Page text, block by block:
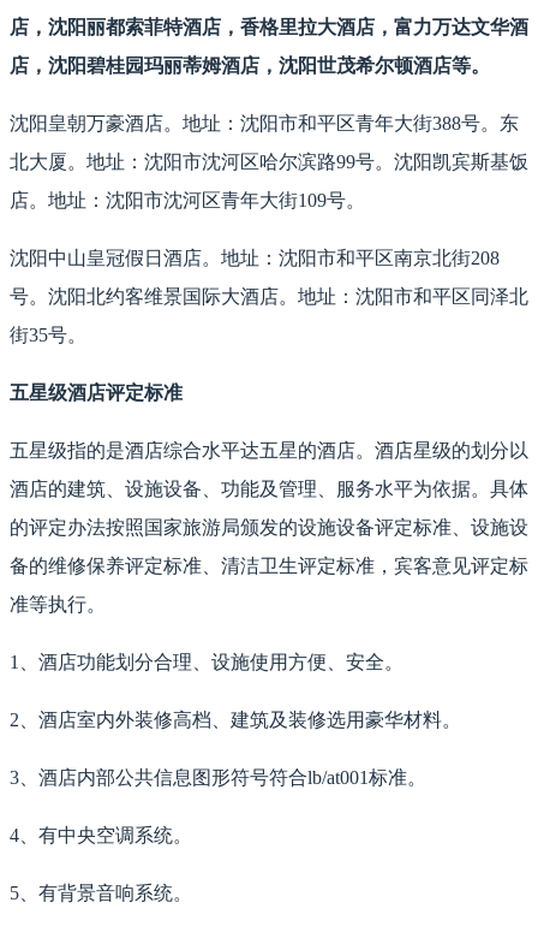
店，沈阳丽都索菲特酒店，香格里拉大酒店，富力万达文华酒
店，沈阳碧桂园玛丽蒂姆酒店，沈阳世茂希尔顿酒店等。
沈阳皇朝万豪酒店。地址：沈阳市和平区青年大街388号。东
北大厦。地址：沈阳市沈河区哈尔滨路99号。沈阳凯宾斯基饭
店。地址：沈阳市沈河区青年大街109号。
沈阳中山皇冠假日酒店。地址：沈阳市和平区南京北街208
号。沈阳北约客维景国际大酒店。地址：沈阳市和平区同泽北
街35号。
五星级酒店评定标准
五星级指的是酒店综合水平达五星的酒店。酒店星级的划分以
酒店的建筑、设施设备、功能及管理、服务水平为依据。具体
的评定办法按照国家旅游局颁发的设施设备评定标准、设施设
备的维修保养评定标准、清洁卫生评定标准，宾客意见评定标
准等执行。
1、酒店功能划分合理、设施使用方便、安全。
2、酒店室内外装修高档、建筑及装修选用豪华材料。
3、酒店内部公共信息图形符号符合lb/at001标准。
4、有中央空调系统。
5、有背景音响系统。